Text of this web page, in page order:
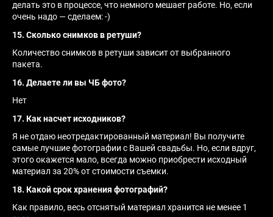
делать это в процессе, что немного мешает работе. Но, если
очень надо — сделаем: -)
15. Сколько снимков в ретуши?
Количество снимков в ретуши зависит от выбранного
пакета.
16. Делаете ли вы ЧБ фото?
Нет
17. Как насчет исходников?
Я не отдаю неотредактированный материал! Вы получите
самые лучшие фотографии с Вашей свадьбы. Но, если вдруг,
этого окажется мало, всегда можно приобрести исходный
материал за 20% от стоимости съемки.
18. Какой срок хранения фотографий?
Как правило, весь отснятый материал хранится не менее 1